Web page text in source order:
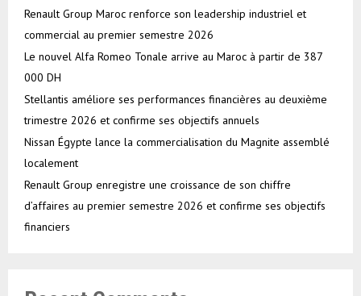
Renault Group Maroc renforce son leadership industriel et
commercial au premier semestre 2026
Le nouvel Alfa Romeo Tonale arrive au Maroc à partir de 387
000 DH
Stellantis améliore ses performances financières au deuxième
trimestre 2026 et confirme ses objectifs annuels
Nissan Égypte lance la commercialisation du Magnite assemblé
localement
Renault Group enregistre une croissance de son chiffre
d’affaires au premier semestre 2026 et confirme ses objectifs
financiers